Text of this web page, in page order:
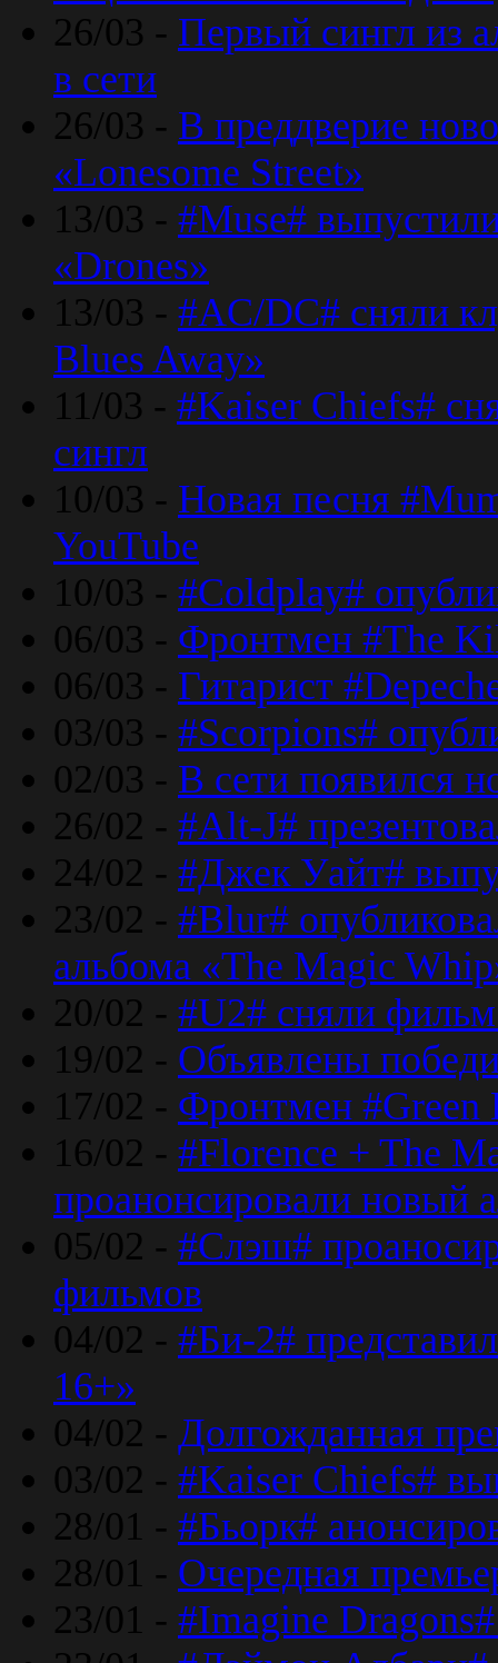
26/03 - Первый сингл из
в сети
26/03 - В преддверие
«Lonesome Street»
13/03 - #Muse#
«Drones»
13/03 - #AC/DC# сняли
Blues Away»
11/03 - #Kaiser Chiefs#
сингл
10/03 - Новая песня
YouTube
10/03 - #Coldplay#
06/03 - Фронтмен #The
06/03 - Гитарист
03/03 - #Scorpions#
02/03 - В сети появился
26/02 - #Alt-J#
24/02 - #Джек Уайт#
23/02 - #Blur#
альбома «The Magic
20/02 - #U2# сняли
19/02 - Объявлены
17/02 - Фронтмен #Green
16/02 - #Florence + The
проанонсировали новый
05/02 - #Слэш#
фильмов
04/02 - #Би-2#
16+»
04/02 - Долгожданная
03/02 - #Kaiser Chiefs#
28/01 - #Бьорк#
28/01 - Очередная
23/01 - #Imagine